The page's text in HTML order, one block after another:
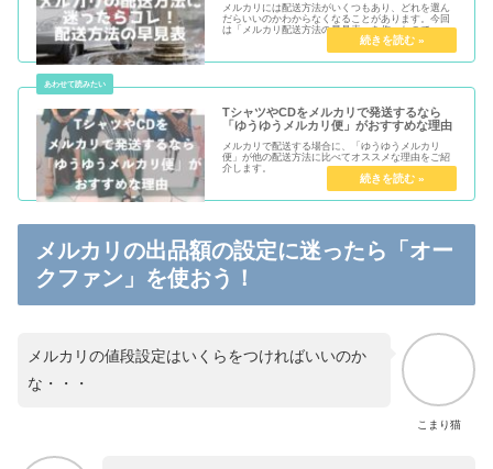
メルカリには配送方法がいくつもあり、どれを選ん
だらいいのかわからなくなることがあります。今回
は「メルカリ配送方法の早見表」を作ったので、そ
TシャツやCDをメルカリで発送するなら
「ゆうゆうメルカリ便」がおすすめな理由
メルカリで配送する場合に、「ゆうゆうメルカリ
便」が他の配送方法に比べてオススメな理由をご紹
介します。
メルカリの出品額の設定に迷ったら「オー
クファン」を使おう！
こまり猫
メルカリの値段設定はいくらをつければいいのか
な・・・